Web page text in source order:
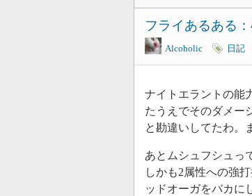
フライあるある
Alcoholic 日記
ナイトエラントの能
たうえでそのダメー
と勘違いしてたわ。
あとムシュフシュっ
しかも2属性への強
ッドオーガをバカ